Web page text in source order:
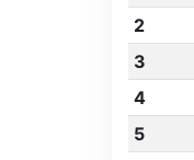
2
3
4
5